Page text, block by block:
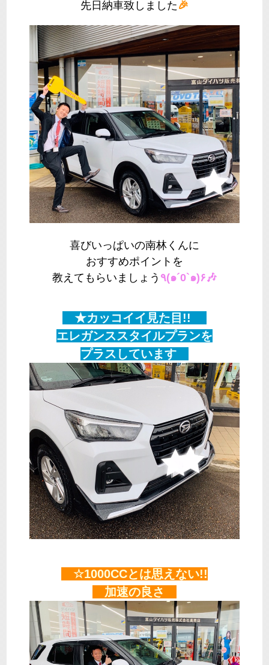
先日納車致しました 🎉
喜びいっぱいの南林くんに
おすすめポイントを
教えてもらいましょう
٩(๑´0`๑)۶🎶
★カッコイイ見た目!!
エレガンススタイルプランを
プラスしています
☆1000CCとは思えない!!
加速の良さ